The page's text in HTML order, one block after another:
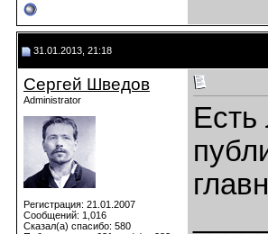
31.01.2013, 21:18
Сергей Шведов
Administrator
Регистрация: 21.01.2007
Сообщений: 1,016
Сказал(а) спасибо: 580